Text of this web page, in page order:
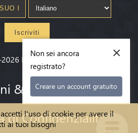
l'uso di cookie per avere il
ai tuoi bisogni
Iscriviti
Millenium State®
& condizioni
di Confidenzialità
×
Non sei ancora
registrato?
Creare un account gratuito